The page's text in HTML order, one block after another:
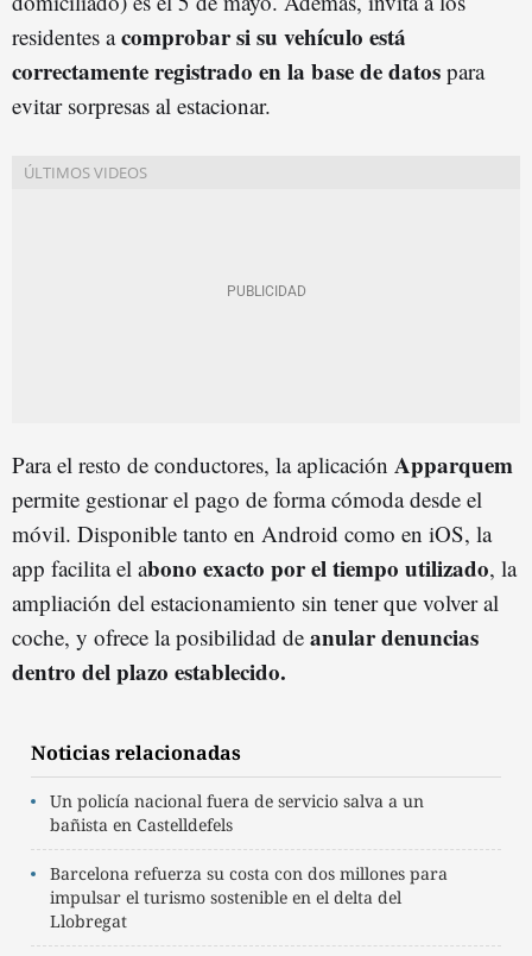
residentes acomprobar si su vehículo está
correctamente registrado en la base de datos para
evitar sorpresas al estacionar.
Para el resto de conductores, la aplicación Apparquem
permite gestionar el pago de forma cómoda desde el
móvil. Disponible tanto en Android como en iOS, la
app facilita el abono exacto por el tiempo utilizado, la
ampliación del estacionamiento sin tener que volver al
coche, y ofrece la posibilidad de anular denuncias
dentro del plazo establecido.
Noticias relacionadas
Un policía nacional fuera de servicio salva a un
bañista en Castelldefels
Barcelona refuerza su costa con dos millones para
impulsar el turismo sostenible en el delta del
Llobregat